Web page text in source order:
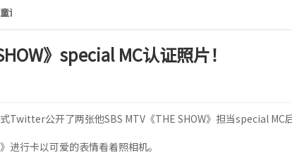
话里的公主变成现实……点亮玫瑰花园的娃娃视觉效果
》special MC认证照片！
Twitter公开了两张他SBS MTV《THE SHOW》担当special MC
进行卡以可爱的表情看着照相机。